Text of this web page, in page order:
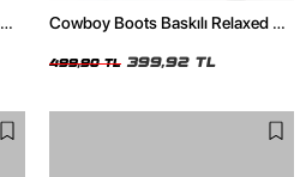
Cowboy Boots Baskılı Relaxed Fit
499,90 TL 399,92 TL